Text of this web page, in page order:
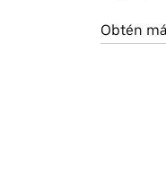
Obtén